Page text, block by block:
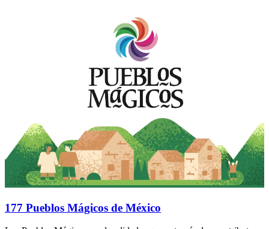
177 Pueblos Mágicos de México